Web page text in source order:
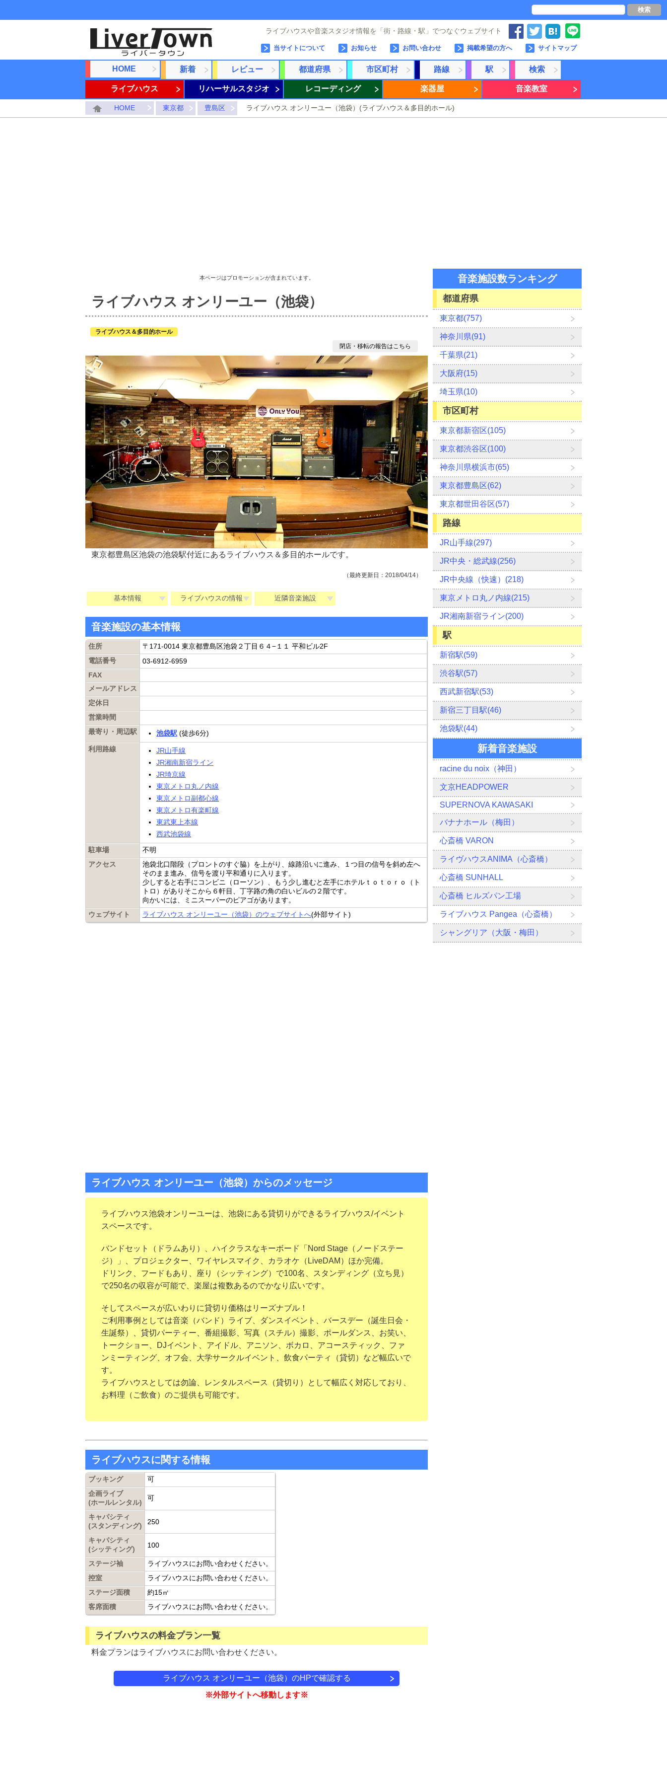
検索
ライブハウスや音楽スタジオ情報を「街・路線・駅」でつなぐウェブサイト
サイトマップ
掲載希望の方へ
お問い合わせ
お知らせ
当サイトについて
HOME 新着 レビュー 都道府県 市区町村 路線 駅 検索
ライブハウス リハーサルスタジオ レコーディング 楽器屋 音楽教室
HOME 東京都 豊島区 ライブハウス オンリーユー（池袋）(ライブハウス＆多目的ホール)
本ページはプロモーションが含まれています。
ライブハウス オンリーユー（池袋）
ライブハウス＆多目的ホール
閉店・移転の報告はこちら
東京都豊島区池袋の池袋駅付近にあるライブハウス＆多目的ホールです。
（最終更新日：2018/04/14）
基本情報 ライブハウスの情報 近隣音楽施設
音楽施設の基本情報
住所
〒171-0014 東京都豊島区池袋２丁目６４−１１ 平和ビル2F
電話番号
03-6912-6959
FAX
メールアドレス
定休日
営業時間
最寄り・周辺駅
池袋駅 (徒歩6分)
利用路線
JR山手線
JR湘南新宿ライン
JR埼京線
東京メトロ丸ノ内線
東京メトロ副都心線
東京メトロ有楽町線
東武東上本線
西武池袋線
駐車場
不明
アクセス
池袋北口階段（プロントのすぐ脇）を上がり、線路沿いに進み、１つ目の信号を斜め左へ
そのまま進み、信号を渡り平和通りに入ります。
少しすると右手にコンビニ（ローソン）、もう少し進むと左手にホテルｔｏｔｏｒｏ（ト
トロ）がありそこから６軒目、丁字路の角の白いビルの２階です。
向かいには、ミニスーパーのピアゴがあります。
ウェブサイト
ライブハウス オンリーユー（池袋）のウェブサイトへ(外部サイト)
ライブハウス オンリーユー（池袋）からのメッセージ
ライブハウス池袋オンリーユーは、池袋にある貸切りができるライブハウス/イベント
スペースです。
バンドセット（ドラムあり）、ハイクラスなキーボード「Nord Stage（ノードステー
ジ）」、プロジェクター、ワイヤレスマイク、カラオケ（LiveDAM）ほか完備。
ドリンク、フードもあり、座り（シッティング）で100名、スタンディング（立ち見）
で250名の収容が可能で、楽屋は複数あるのでかなり広いです。
そしてスペースが広いわりに貸切り価格はリーズナブル！
ご利用事例としては音楽（バンド）ライブ、ダンスイベント、バースデー（誕生日会・
生誕祭）、貸切パーティー、番組撮影、写真（スチル）撮影、ポールダンス、お笑い、
トークショー、DJイベント、アイドル、アニソン、ボカロ、アコースティック、ファ
ンミーティング、オフ会、大学サークルイベント、飲食パーティ（貸切）など幅広いで
す。
ライブハウスとしては勿論、レンタルスペース（貸切り）として幅広く対応しており、
お料理（ご飲食）のご提供も可能です。
ライブハウスに関する情報
ブッキング
可
企画ライブ
(ホールレンタル)
可
キャパシティ
(スタンディング)
250
キャパシティ
(シッティング)
100
ステージ袖
ライブハウスにお問い合わせください。
控室
ライブハウスにお問い合わせください。
ステージ面積
約15㎡
客席面積
ライブハウスにお問い合わせください。
ライブハウスの料金プラン一覧
料金プランはライブハウスにお問い合わせください。
ライブハウス オンリーユー（池袋）のHPで確認する
※外部サイトへ移動します※
音楽施設数ランキング
都道府県
東京都(757)
神奈川県(91)
千葉県(21)
大阪府(15)
埼玉県(10)
市区町村
東京都新宿区(105)
東京都渋谷区(100)
神奈川県横浜市(65)
東京都豊島区(62)
東京都世田谷区(57)
路線
JR山手線(297)
JR中央・総武線(256)
JR中央線（快速）(218)
東京メトロ丸ノ内線(215)
JR湘南新宿ライン(200)
駅
新宿駅(59)
渋谷駅(57)
西武新宿駅(53)
新宿三丁目駅(46)
池袋駅(44)
新着音楽施設
racine du noix（神田）
文京HEADPOWER
SUPERNOVA KAWASAKI
バナナホール（梅田）
心斎橋 VARON
ライヴハウスANIMA（心斎橋）
心斎橋 SUNHALL
心斎橋 ヒルズパン工場
ライブハウス Pangea（心斎橋）
シャングリア（大阪・梅田）